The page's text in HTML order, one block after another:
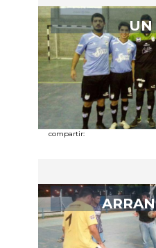
UN
compartir: